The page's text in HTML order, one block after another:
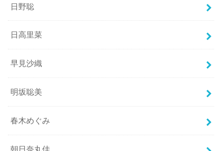
日野聡
日高里菜
早見沙織
明坂聡美
春木めぐみ
朝日奈丸佳